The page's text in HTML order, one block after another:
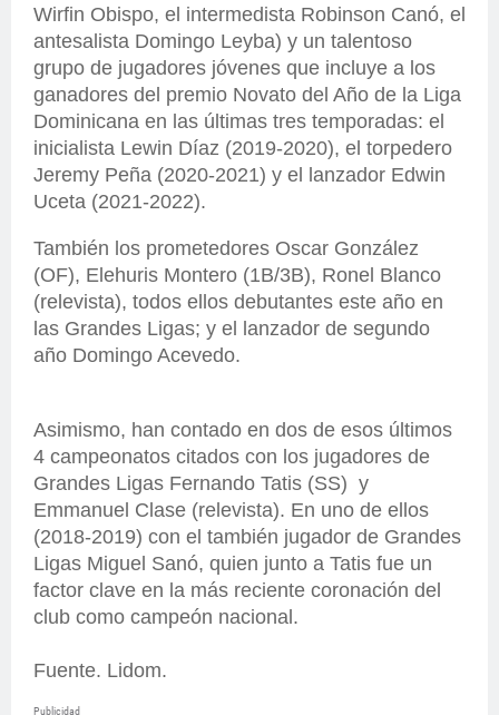
Wirfin Obispo, el intermedista Robinson Canó, el
antesalista Domingo Leyba) y un talentoso
grupo de jugadores jóvenes que incluye a los
ganadores del premio Novato del Año de la Liga
Dominicana en las últimas tres temporadas: el
inicialista Lewin Díaz (2019-2020), el torpedero
Jeremy Peña (2020-2021) y el lanzador Edwin
Uceta (2021-2022).
También los prometedores Oscar González
(OF), Elehuris Montero (1B/3B), Ronel Blanco
(relevista), todos ellos debutantes este año en
las Grandes Ligas; y el lanzador de segundo
año Domingo Acevedo.
Asimismo, han contado en dos de esos últimos
4 campeonatos citados con los jugadores de
Grandes Ligas Fernando Tatis (SS) y
Emmanuel Clase (relevista). En uno de ellos
(2018-2019) con el también jugador de Grandes
Ligas Miguel Sanó, quien junto a Tatis fue un
factor clave en la más reciente coronación del
club como campeón nacional.
Fuente. Lidom.
Publicidad